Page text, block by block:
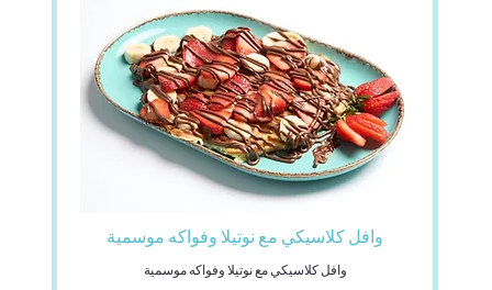
وافل كلاسيكي مع نوتيلا وفواكه موسمية
وافل كلاسيكي مع نوتيلا وفواكه موسمية